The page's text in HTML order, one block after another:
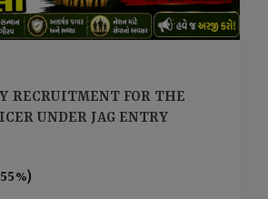
RECRUITMENT FOR THE
UNDER JAG ENTRY